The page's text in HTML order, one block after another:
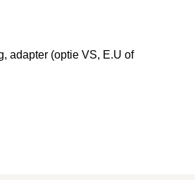
adapter (optie VS, E.U of